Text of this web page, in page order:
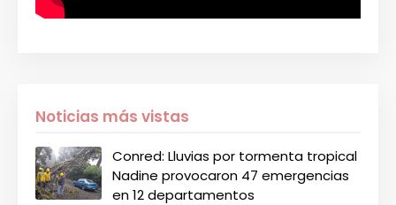
Noticias más vistas
Conred: Lluvias por tormenta tropical
Nadine provocaron 47 emergencias
en 12 departamentos